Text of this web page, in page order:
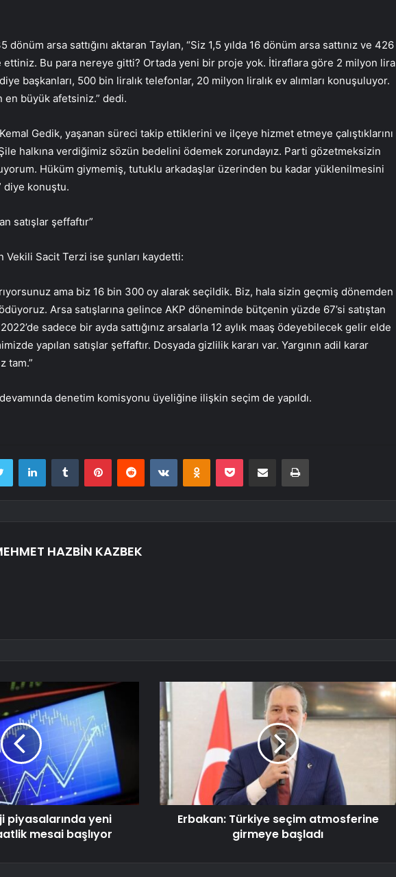
dönüm arsa sattığını aktaran Taylan, “Siz 1,5 yılda 16 dönüm arsa sattınız ve 426
Bu para nereye gitti? Ortada yeni bir proje yok. İtiraflara göre 2 milyon lira
başkanları, 500 bin liralık telefonlar, 20 milyon liralık ev alımları konuşuluyor.
en büyük afetsiniz.” dedi.
Gedik, yaşanan süreci takip ettiklerini ve ilçeye hizmet etmeye çalıştıklarını
halkına verdiğimiz sözün bedelini ödemek zorundayız. Parti gözetmeksizin
Hüküm giymemiş, tutuklu arkadaşlar üzerinden bu kadar yüklenilmesini
diye konuştu.
satışlar şeffaftır”
Vekili Sacit Terzi ise şunları kaydetti:
ama biz 16 bin 300 oy alarak seçildik. Biz, hala sizin geçmiş dönemden
ödüyoruz. Arsa satışlarına gelince AKP döneminde bütçenin yüzde 67’si satıştan
sadece bir ayda sattığınız arsalarla 12 aylık maaş ödeyebilecek gelir elde
yapılan satışlar şeffaftır. Dosyada gizlilik kararı var. Yargının adil karar
tam.”
denetim komisyonu üyeliğine ilişkin seçim de yapıldı.
Twitter LinkedInTumblr PinterestReddit VKontakteOdnoklassniki
Pocket E-Posta ile paylaş Yazdır
HAZBİN KAZBEK
piyasalarında yeni
mesai başlıyor
Erbakan: Türkiye seçim atmosferine
girmeye başladı